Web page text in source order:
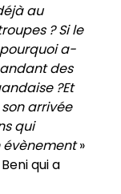
au
? Si le
a-
des
?Et
arrivée
qui
évènement»
qui a